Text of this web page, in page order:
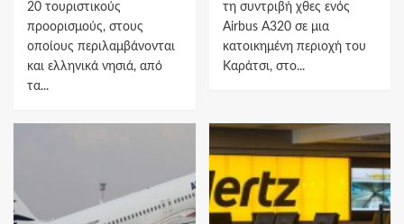
20 τουριστικούς
προορισμούς, στους
οποίους περιλαμβάνονται
και ελληνικά νησιά, από
τα...
τη συντριβή χθες ενός
Airbus A320 σε μια
κατοικημένη περιοχή του
Καράτσι, στο...